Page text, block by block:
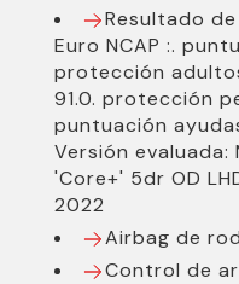
Resultado
Euro NCAP :.
protección
91.0. protección
puntuación
Versión evaluada:
'Core+' 5dr OD
2022
Airbag de
Control de